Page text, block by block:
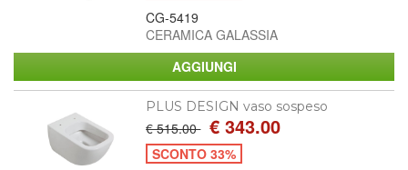
CG-5419
CERAMICA GALASSIA
PLUS DESIGN vaso sospeso
€ 515.00 € 343.00
SCONTO 33%